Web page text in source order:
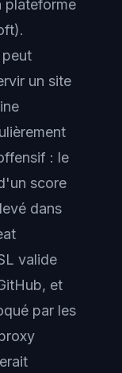
plateforme
un site
: le
score
dans
valide
et
par les